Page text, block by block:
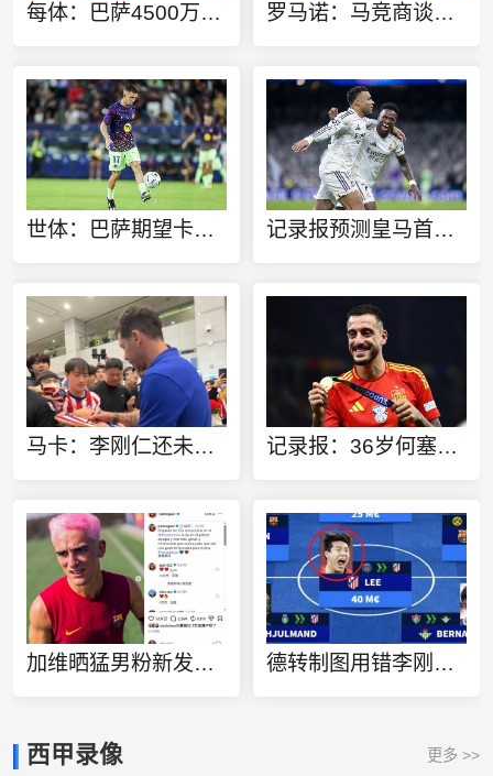
每体：巴萨4500万欧+1000万欧报价罗德里，曼城要价6500万欧 罗马诺：马竞商谈引进罗梅罗+准备提交新报价，球员希望加盟
世体：巴萨期望卡萨多转会费能逼近4000万欧，新月不愿满足 记录报预测皇马首发：锋线迪奥曼德、姆巴佩、维尼修斯，B席在列
马卡：李刚仁还未亮相 马竞已在韩国受热捧，尤其是队长科克 记录报：36岁何塞卢被推荐给波尔图，但遭到波尔图管理层拒绝
加维晒猛男粉新发色：开启在巴萨的第12个赛季，充满渴望和动力！ 德转制图用错李刚仁的头像，韩媒批评：疑似种族歧视！
西甲录像 更多 >>